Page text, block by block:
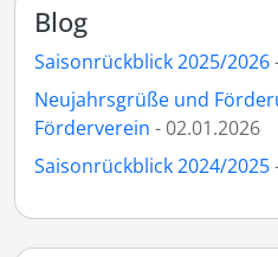
Blog
Saisonrückblick 2025/2026
Neujahrsgrüße und
Förderverein - 02.01.2026
Saisonrückblick 2024/2025